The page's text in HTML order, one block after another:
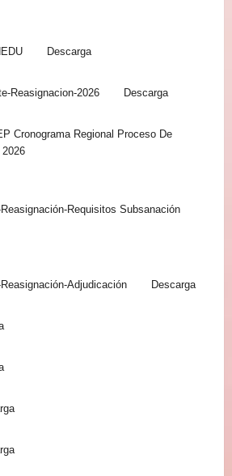
Descarga
Reasignacion-2026 Descarga
Cronograma Regional Proceso De
Requisitos Subsanación
Adjudicación Descarga